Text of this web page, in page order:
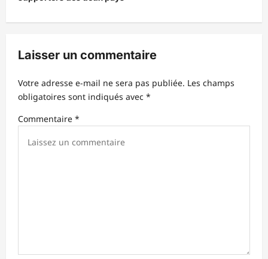
a
t
o
n
d
’
Laisser un commentaire
Votre adresse e-mail ne sera pas publiée. Les champs
obligatoires sont indiqués avec *
Commentaire *